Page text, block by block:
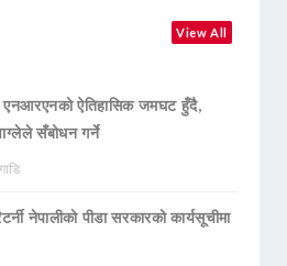
View All
एनआरएनको ऐतिहासिक जमघट हुँदै,
सँबोधन गर्ने
नेपालीको पीडा सरकारको कार्यसूचीमा